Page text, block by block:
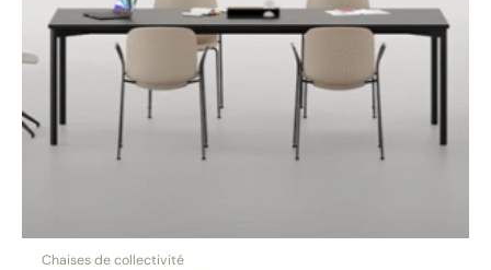
Chaises de collectivité